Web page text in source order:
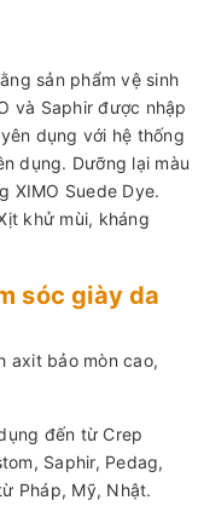
sản phẩm vệ sinh
và Saphir được nhập
dụng với hệ thống
dụng. Dưỡng lại màu
XIMO Suede Dye.
khử mùi, kháng
sóc giày da
axit bảo mòn cao,
đến từ Crep
Saphir, Pedag,
Pháp, Mỹ, Nhật.